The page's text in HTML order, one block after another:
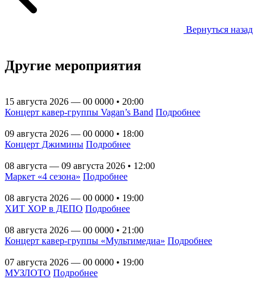
Вернуться назад
Другие мероприятия
15 августа 2026 — 00 0000 • 20:00
Концерт кавер-группы Vagan’s Band Подробнее
09 августа 2026 — 00 0000 • 18:00
Концерт Джимины Подробнее
08 августа — 09 августа 2026 • 12:00
Маркет «4 сезона» Подробнее
08 августа 2026 — 00 0000 • 19:00
ХИТ ХОР в ДЕПО Подробнее
08 августа 2026 — 00 0000 • 21:00
Концерт кавер-группы «Мультимедиа» Подробнее
07 августа 2026 — 00 0000 • 19:00
МУЗЛОТО Подробнее